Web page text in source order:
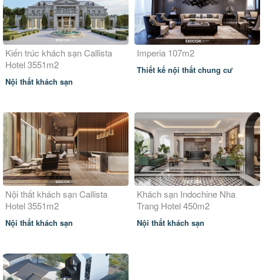
Kiến trúc khách sạn Callista
Hotel 3551m2
Nội thất khách sạn
Imperia 107m2
Thiết kế nội thất chung cư
Nội thất khách sạn Callista
Hotel 3551m2
Nội thất khách sạn
Khách sạn Indochine Nha
Trang Hotel 450m2
Nội thất khách sạn